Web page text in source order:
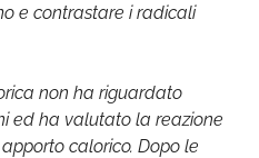
e contrastare i radicali
non ha riguardato
ed ha valutato la reazione
calorico. Dopo le